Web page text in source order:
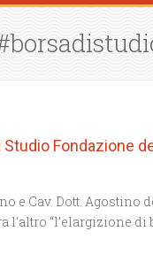
Fondazione
e Cav. Dott. Agostino
l’altro “l’elargizione